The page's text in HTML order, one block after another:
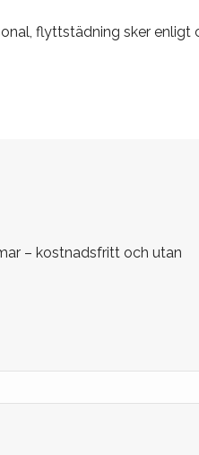
flyttstädning sker
– kostnadsfritt och utan